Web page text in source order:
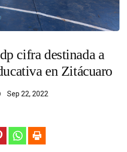
cifra destinada a
en Zitácuaro
Sep 22, 2022